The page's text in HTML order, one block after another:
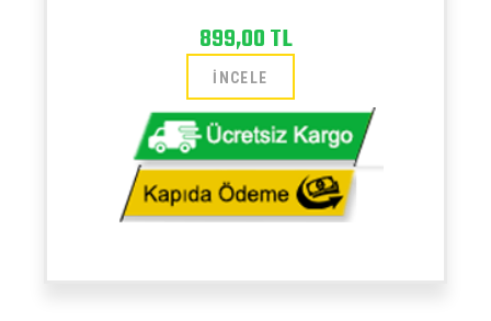
899,00 TL
İNCELE